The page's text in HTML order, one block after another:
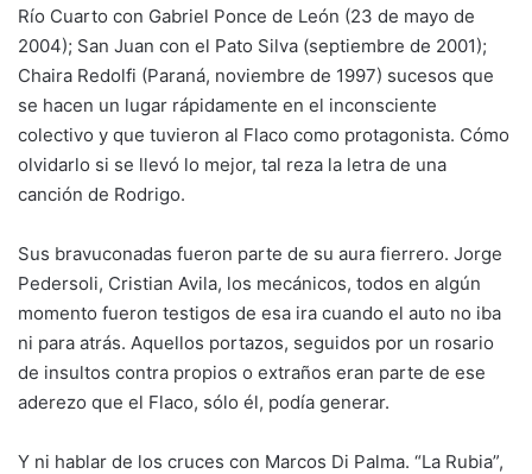
Río Cuarto con Gabriel Ponce de León (23 de mayo de
2004); San Juan con el Pato Silva (septiembre de 2001);
Chaira Redolfi (Paraná, noviembre de 1997) sucesos que
se hacen un lugar rápidamente en el inconsciente
colectivo y que tuvieron al Flaco como protagonista. Cómo
olvidarlo si se llevó lo mejor, tal reza la letra de una
canción de Rodrigo.
Sus bravuconadas fueron parte de su aura fierrero. Jorge
Pedersoli, Cristian Avila, los mecánicos, todos en algún
momento fueron testigos de esa ira cuando el auto no iba
ni para atrás. Aquellos portazos, seguidos por un rosario
de insultos contra propios o extraños eran parte de ese
aderezo que el Flaco, sólo él, podía generar.
Y ni hablar de los cruces con Marcos Di Palma. “La Rubia”,